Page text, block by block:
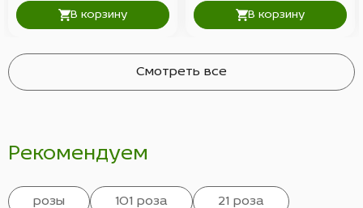
В корзину В корзину
Смотреть все
Рекомендуем
розы 101 роза 21 роза